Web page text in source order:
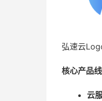
弘速云
核心产品线
云